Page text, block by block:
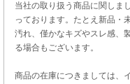
当社の取り扱う商品に関しま
っております。たとえ新品・
汚れ、僅かなキズやスレ感、
る場合もございます。
商品の在庫につきましては、